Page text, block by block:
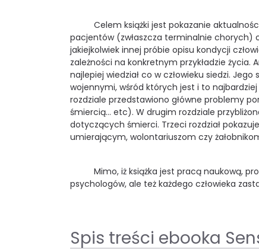
Celem książki jest pokazanie aktualności
pacjentów (zwłaszcza terminalnie chorych)
jakiejkolwiek innej próbie opisu kondycji
zależności na konkretnym przykładzie życia.
najlepiej wiedział co w człowieku siedzi.
wojennymi, wśród których jest i to
rozdziale przedstawiono główne problemy
śmiercią… etc). W drugim rozdziale
dotyczących śmierci. Trzeci rozdział
umierającym, wolontariuszom czy
Mimo, iż książka jest pracą naukową,
psychologów, ale też każdego człowieka
Spis treści ebooka